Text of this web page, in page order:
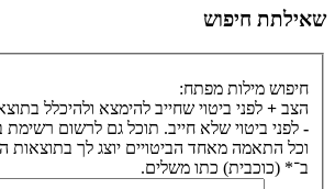
שאילתת חיפוש
חיפוש מילות מפתח:
הצב + לפני ביטוי שחייב להימצא ולהיכלל
- לפני ביטוי שלא חייב. תוכל גם לרשום רשימת
וכל התאמה מאחד הביטויים יוצג לך
ב־* (כוכבית) כתו משלים.